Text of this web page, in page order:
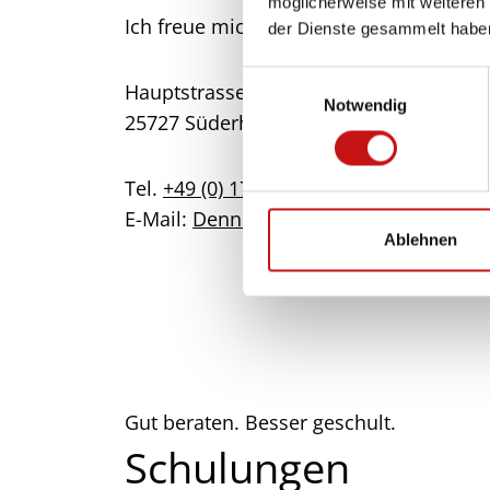
der Dienste gesammelt
i
i
g
a
s
Notwendig
Ablehnen
Ich freue mich auf Ihre Anfrage und
Hauptstrasse 59
25727 Süderhastedt
Tel. +49 (0) 172 5292803
E-Mail:
Gut beraten. Besser geschult.
Schulungen